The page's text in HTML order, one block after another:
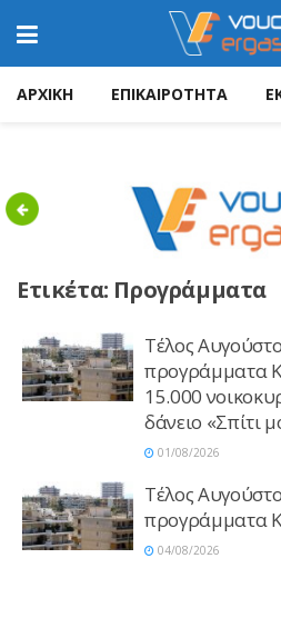
ΑΡΧΙΚΗ ΕΠΙΚΑΙΡΟΤΗΤΑ
Previous
Ετικέτα: Προγράμματα
Τέλος
προγράμματα
15.000
δάνειο «Σπίτι
01/08/2026
Τέλος
προγράμματα
04/08/2026